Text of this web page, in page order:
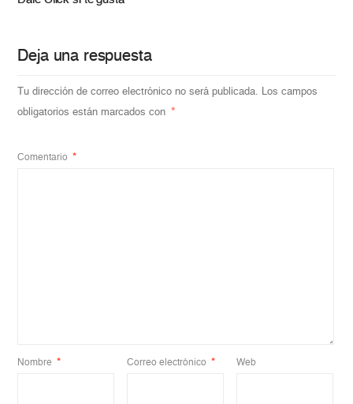
Deja una respuesta
Tu dirección de correo electrónico no será publicada. Los campos
obligatorios están marcados con *
Comentario *
Nombre * Correo electrónico * Web